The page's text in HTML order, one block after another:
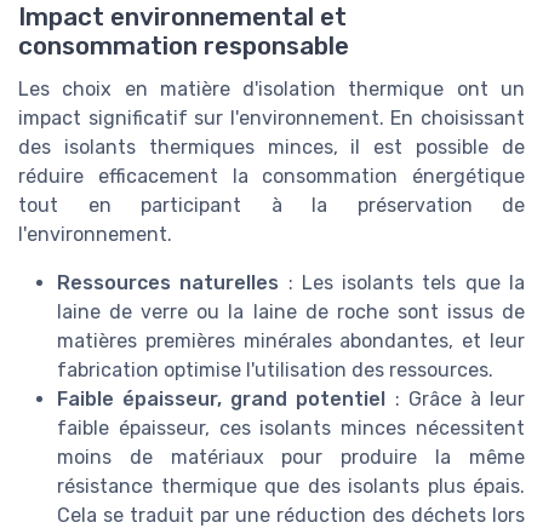
Impact environnemental et
consommation responsable
Les choix en matière d'isolation thermique ont un
impact significatif sur l'environnement. En choisissant
des isolants thermiques minces, il est possible de
réduire efficacement la consommation énergétique
tout en participant à la préservation de
l'environnement.
Ressources naturelles : Les isolants tels que la
laine de verre ou la laine de roche sont issus de
matières premières minérales abondantes, et leur
fabrication optimise l'utilisation des ressources.
Faible épaisseur, grand potentiel : Grâce à leur
faible épaisseur, ces isolants minces nécessitent
moins de matériaux pour produire la même
résistance thermique que des isolants plus épais.
Cela se traduit par une réduction des déchets lors